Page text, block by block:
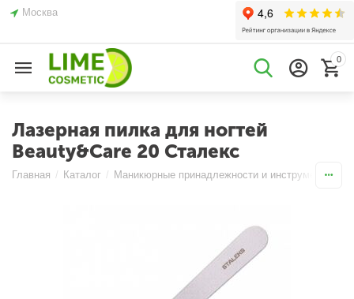
Москва
0
Лазерная пилка для ногтей
Beauty&Care 20 Сталекс
Главная / Каталог / Маникюрные принадлежности и инструменты